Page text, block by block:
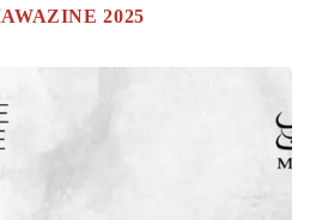
2025